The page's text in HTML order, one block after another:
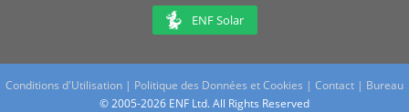
ENF Solar
Conditions d'Utilisation | Politique des Données et Cookies | Contact | Bureau
© 2005-2026 ENF Ltd. All Rights Reserved